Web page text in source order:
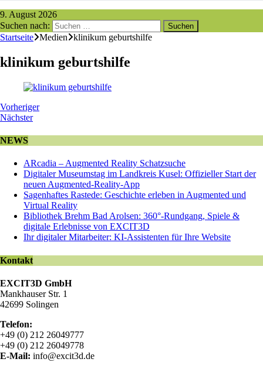
9. August 2026
Suchen nach:
Startseite Medien klinikum geburtshilfe
klinikum geburtshilfe
Vorheriger
Nächster
NEWS
ARcadia – Augmented Reality Schatzsuche
Digitaler Museumstag im Landkreis Kusel: Offizieller Start der
neuen Augmented-Reality-App
Sagenhaftes Rastede: Geschichte erleben in Augmented und
Virtual Reality
Bibliothek Brehm Bad Arolsen: 360°-Rundgang, Spiele &
digitale Erlebnisse von EXCIT3D
Ihr digitaler Mitarbeiter: KI-Assistenten für Ihre Website
Kontakt
EXCIT3D GmbH
Mankhauser Str. 1
42699 Solingen
Telefon:
+49 (0) 212 26049777
+49 (0) 212 26049778
E-Mail: info@excit3d.de